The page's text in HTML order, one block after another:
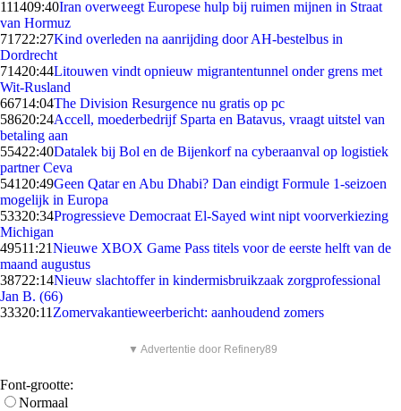
111409:40Iran overweegt Europese hulp bij ruimen mijnen in Straat
van Hormuz
71722:27Kind overleden na aanrijding door AH-bestelbus in
Dordrecht
71420:44Litouwen vindt opnieuw migrantentunnel onder grens met
Wit-Rusland
66714:04The Division Resurgence nu gratis op pc
58620:24Accell, moederbedrijf Sparta en Batavus, vraagt uitstel van
betaling aan
55422:40Datalek bij Bol en de Bijenkorf na cyberaanval op logistiek
partner Ceva
541 20:49Geen Qatar en Abu Dhabi? Dan eindigt Formule 1-seizoen
mogelijk in Europa
53320:34Progressieve Democraat El-Sayed wint nipt voorverkiezing
Michigan
49511:21Nieuwe XBOX Game Pass titels voor de eerste helft van de
maand augustus
38722:14Nieuw slachtoffer in kindermisbruikzaak zorgprofessional
Jan B. (66)
33320:11 Zomervakantieweerbericht: aanhoudend zomers
▼ Advertentie door Refinery89
Font-grootte:
Normaal